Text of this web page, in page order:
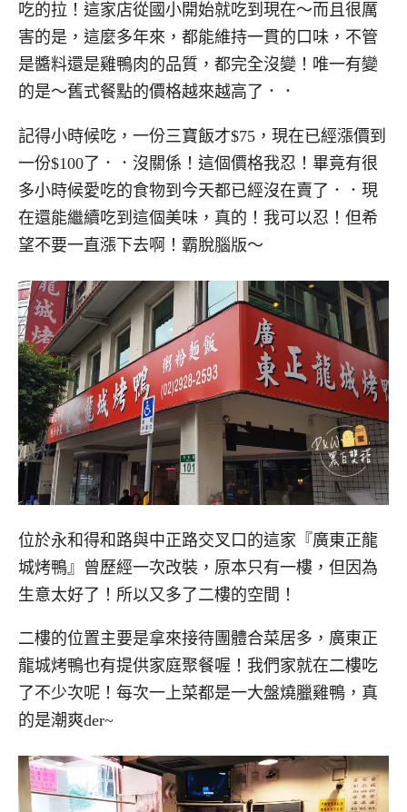
吃的拉！這家店從國小開始就吃到現在～而且很厲
害的是，這麼多年來，都能維持一貫的口味，不管
是醬料還是雞鴨肉的品質，都完全沒變！唯一有變
的是～舊式餐點的價格越來越高了．．
記得小時候吃，一份三寶飯才$75，現在已經漲價到
一份$100了．．沒關係！這個價格我忍！畢竟有很
多小時候愛吃的食物到今天都已經沒在賣了．．現
在還能繼續吃到這個美味，真的！我可以忍！但希
望不要一直漲下去啊！霸脫腦版～
位於永和得和路與中正路交叉口的這家『廣東正龍
城烤鴨』曾歷經一次改裝，原本只有一樓，但因為
生意太好了！所以又多了二樓的空間！
二樓的位置主要是拿來接待團體合菜居多，廣東正
龍城烤鴨也有提供家庭聚餐喔！我們家就在二樓吃
了不少次呢！每次一上菜都是一大盤燒臘雞鴨，真
的是潮爽der~